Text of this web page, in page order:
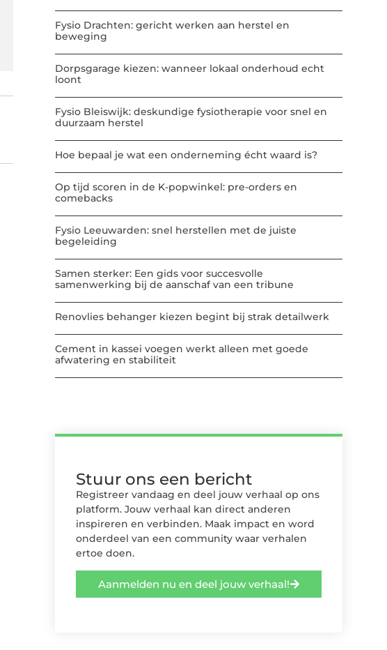
Fysio Drachten: gericht werken aan herstel en
beweging
Dorpsgarage kiezen: wanneer lokaal onderhoud echt
loont
Fysio Bleiswijk: deskundige fysiotherapie voor snel en
duurzaam herstel
Hoe bepaal je wat een onderneming écht waard is?
Op tijd scoren in de K-popwinkel: pre-orders en
comebacks
Fysio Leeuwarden: snel herstellen met de juiste
begeleiding
Samen sterker: Een gids voor succesvolle
samenwerking bij de aanschaf van een tribune
Renovlies behanger kiezen begint bij strak detailwerk
Cement in kassei voegen werkt alleen met goede
afwatering en stabiliteit
Stuur ons een bericht
Registreer vandaag en deel jouw verhaal op ons
platform. Jouw verhaal kan direct anderen
inspireren en verbinden. Maak impact en word
onderdeel van een community waar verhalen
ertoe doen.
Aanmelden nu en deel jouw verhaal!